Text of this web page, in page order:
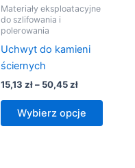
Materiały eksploatacyjne
do szlifowania i
polerowania
Uchwyt do kamieni
ściernych
15,13 zł – 50,45zł
Wybierz opcje